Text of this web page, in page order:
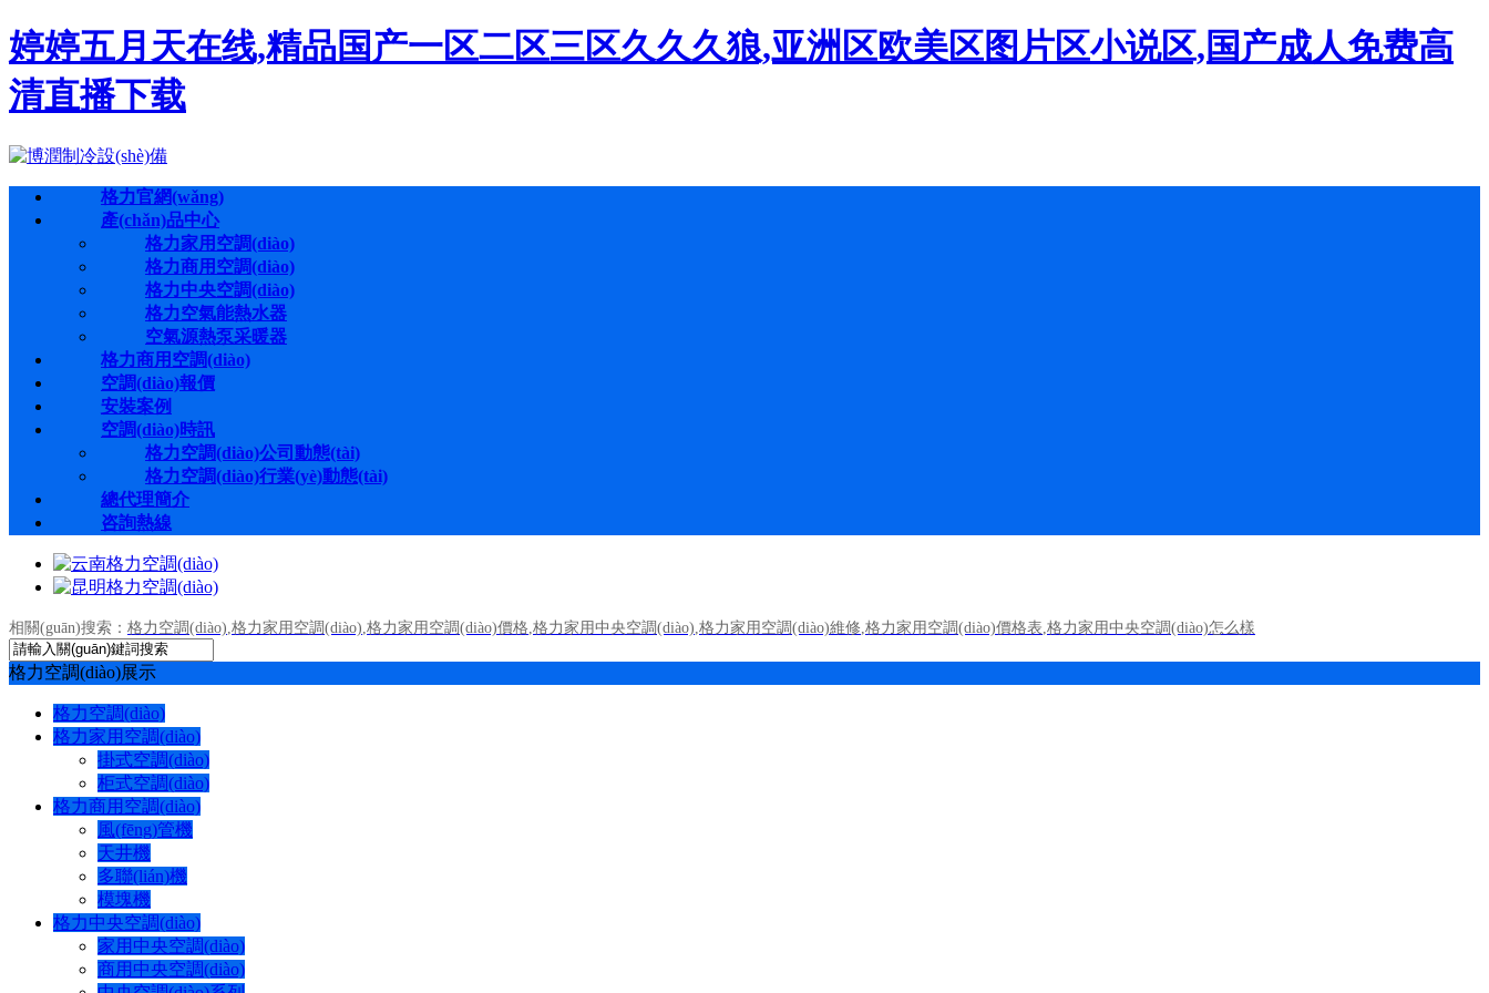
婷婷五月天在线,精品国产一区二区三区久久久狼,亚洲区欧美区图片区小说区,国产成人免费高
清直播下载
格力官網(wǎng)
產(chǎn)品中心
格力家用空調(diào)
格力商用空調(diào)
格力中央空調(diào)
格力空氣能熱水器
空氣源熱泵采暖器
格力商用空調(diào)
空調(diào)報價
安裝案例
空調(diào)時訊
格力空調(diào)公司動態(tài)
格力空調(diào)行業(yè)動態(tài)
總代理簡介
咨詢熱線
相關(guān)搜索： 格力空調(diào) 格力家用空調(diào) 格力家用空調(diào)價格 格力家用中央空調(diào) 格力家用空調(diào)維修 格力家用空調(diào)價格表 格力家用中央空調(diào)怎么樣
格力空調(diào)展示
格力空調(diào)
格力家用空調(diào)
掛式空調(diào)
柜式空調(diào)
格力商用空調(diào)
風(fēng)管機
天井機
多聯(lián)機
模塊機
格力中央空調(diào)
家用中央空調(diào)
商用中央空調(diào)